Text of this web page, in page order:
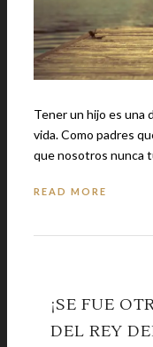
Tener un hijo es una
vida. Como padres
que nosotros nunca
READ MORE
¡SE FUE
DEL REY